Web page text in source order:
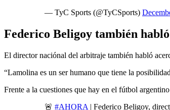
— TyC Sports (@TyCSports)
Federico Beligoy también
El director naciónal del arbitraje también habló
“Lamolina es un ser humano que tiene la
Frente a la cuestiones que hay en el fútbol
🚨 #AHORA | Federico Beligoy,